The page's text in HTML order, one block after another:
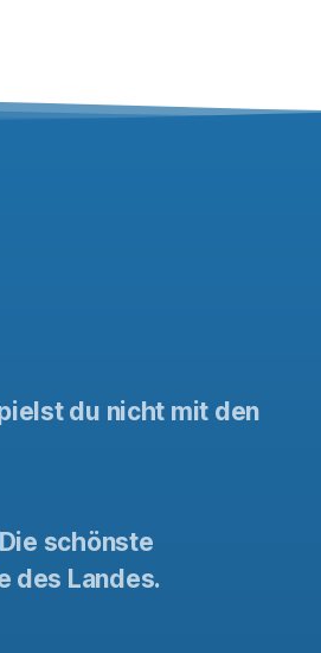
du nicht mit den
schönste
des Landes.